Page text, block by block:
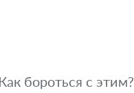
бороться с этим?